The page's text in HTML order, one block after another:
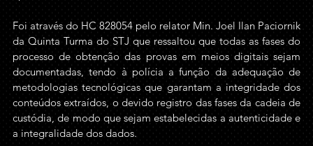
Foi através do HC 828054 pelo relator Min. Joel Ilan Paciornik
da Quinta Turma do STJ que ressaltou que todas as fases do
processo de obtenção das provas em meios digitais sejam
documentadas, tendo à polícia a função da adequação de
metodologias tecnológicas que garantam a integridade dos
conteúdos extraídos, o devido registro das fases da cadeia de
custódia, de modo que sejam estabelecidas a autenticidade e
a integralidade dos dados.